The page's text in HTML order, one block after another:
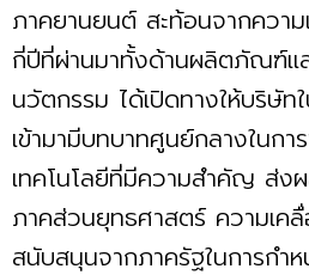
ภาคยานยนต์ สะท้อนจากควา
กี่ปีที่ผ่านมาทั้งด้านผลิตภัณฑ์แล
นวัตกรรม ได้เปิดทางให้บริษัท
เข้ามามีบทบาทศูนย์กลางในก
เทคโนโลยีที่มีความสำคัญ ส่ง
ภาคส่วนยุทธศาสตร์ ความเค
สนับสนุนจากภาครัฐในการก